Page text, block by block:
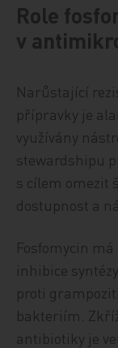
Role
v
Narůstající
přípravky je
využívány
stewardshipu
s cílem omezit
dostupnost a
Fosfomycin
inhibice
proti
bakteriím.
antibiotiky je